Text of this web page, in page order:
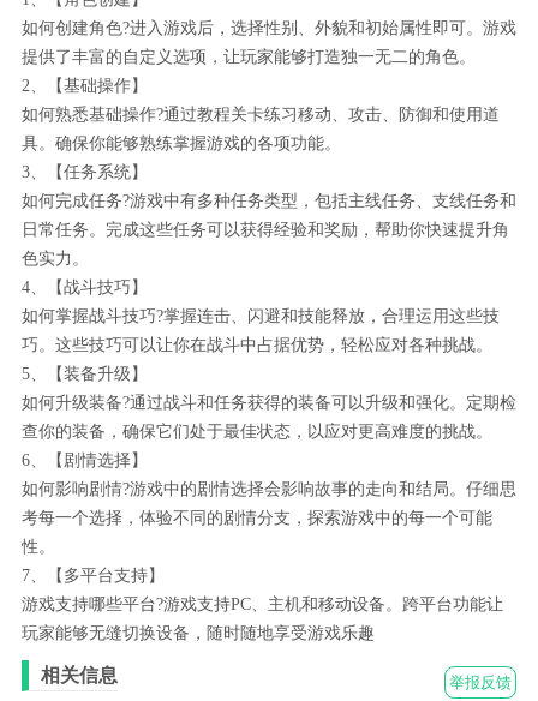
如何创建角色?进入游戏后，选择性别、外貌和初始属性即可。游戏
提供了丰富的自定义选项，让玩家能够打造独一无二的角色。
2、【基础操作】
如何熟悉基础操作?通过教程关卡练习移动、攻击、防御和使用道
具。确保你能够熟练掌握游戏的各项功能。
3、【任务系统】
如何完成任务?游戏中有多种任务类型，包括主线任务、支线任务和
日常任务。完成这些任务可以获得经验和奖励，帮助你快速提升角
色实力。
4、【战斗技巧】
如何掌握战斗技巧?掌握连击、闪避和技能释放，合理运用这些技
巧。这些技巧可以让你在战斗中占据优势，轻松应对各种挑战。
5、【装备升级】
如何升级装备?通过战斗和任务获得的装备可以升级和强化。定期检
查你的装备，确保它们处于最佳状态，以应对更高难度的挑战。
6、【剧情选择】
如何影响剧情?游戏中的剧情选择会影响故事的走向和结局。仔细思
考每一个选择，体验不同的剧情分支，探索游戏中的每一个可能
性。
7、【多平台支持】
游戏支持哪些平台?游戏支持PC、主机和移动设备。跨平台功能让
玩家能够无缝切换设备，随时随地享受游戏乐趣
举报反馈
相关信息